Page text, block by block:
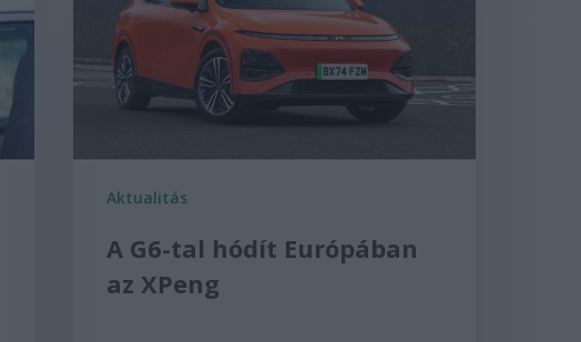
Aktualitás
A G6-tal hódít Európában
az XPeng